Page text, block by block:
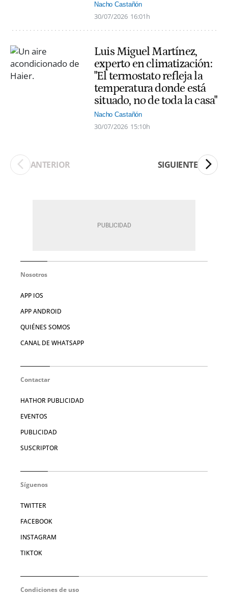
Nacho Castañón
30/07/2026 16:01h
Luis Miguel Martínez,
experto en climatización:
"El termostato refleja la
temperatura donde está
situado, no de toda la casa"
Nacho Castañón
30/07/2026 15:10h
ANTERIOR SIGUIENTE
Nosotros
APP IOS
APP ANDROID
QUIÉNES SOMOS
CANAL DE WHATSAPP
Contactar
HATHOR PUBLICIDAD
EVENTOS
PUBLICIDAD
SUSCRIPTOR
Síguenos
TWITTER
FACEBOOK
INSTAGRAM
TIKTOK
Condiciones de uso